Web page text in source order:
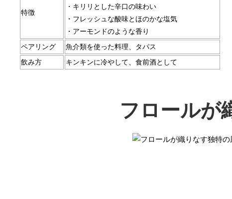
特徴
・キリリとした辛口の味わい
・フレッシュな酸味とほのかな塩気
・アーモンドのような香り
ペアリング 魚介類を使った料理、タパス
飲み方 キンキンに冷やして、食前酒として
フロールが